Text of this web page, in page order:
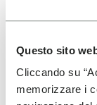
Questo sito
Cliccando su
memorizzare i